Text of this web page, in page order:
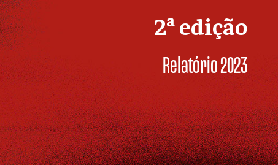
2ª edição
Relatório 2023